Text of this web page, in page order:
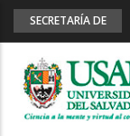
SECRETARÍA DE